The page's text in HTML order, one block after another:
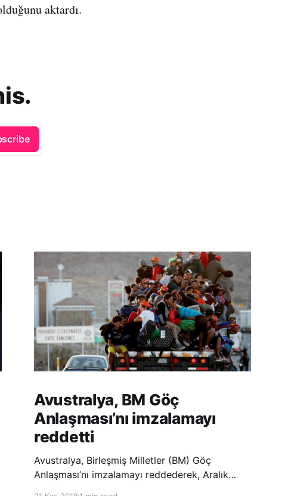
aktardı.
Avustralya, BM Göç
Anlaşması’nı imzalamayı
reddetti
Avustralya, Birleşmiş Milletler (BM) Göç
Anlaşması’nı imzalamayı reddederek, Aralık